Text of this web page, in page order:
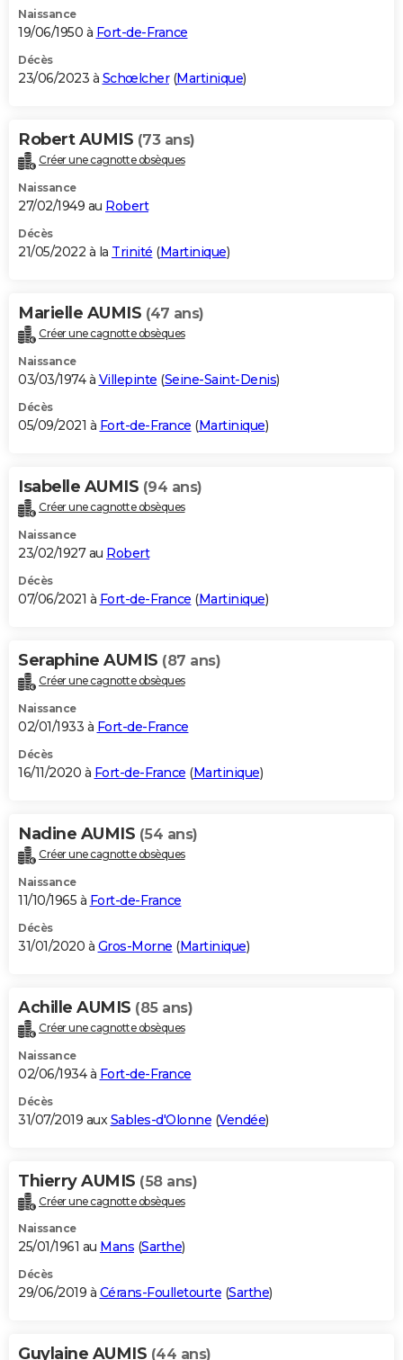
Naissance
19/06/1950 à Fort-de-France
Décès
23/06/2023 à Schœlcher(Martinique)
Robert AUMIS (73 ans)
Créer une cagnotte obsèques
Naissance
27/02/1949 au Robert
Décès
21/05/2022 à la Trinité (Martinique)
Marielle AUMIS (47 ans)
Créer une cagnotte obsèques
Naissance
03/03/1974 à Villepinte (Seine-Saint-Denis)
Décès
05/09/2021 à Fort-de-France (Martinique)
Isabelle AUMIS (94 ans)
Créer une cagnotte obsèques
Naissance
23/02/1927 au Robert
Décès
07/06/2021 à Fort-de-France (Martinique)
Seraphine AUMIS (87 ans)
Créer une cagnotte obsèques
Naissance
02/01/1933 à Fort-de-France
Décès
16/11/2020 à Fort-de-France (Martinique)
Nadine AUMIS (54 ans)
Créer une cagnotte obsèques
Naissance
11/10/1965 à Fort-de-France
Décès
31/01/2020 à Gros-Morne (Martinique)
Achille AUMIS (85 ans)
Créer une cagnotte obsèques
Naissance
02/06/1934 à Fort-de-France
Décès
31/07/2019 aux Sables-d'Olonne (Vendée)
Thierry AUMIS (58 ans)
Créer une cagnotte obsèques
Naissance
25/01/1961 au Mans (Sarthe)
Décès
29/06/2019 à Cérans-Foulletourte (Sarthe)
Guylaine AUMIS (44 ans)